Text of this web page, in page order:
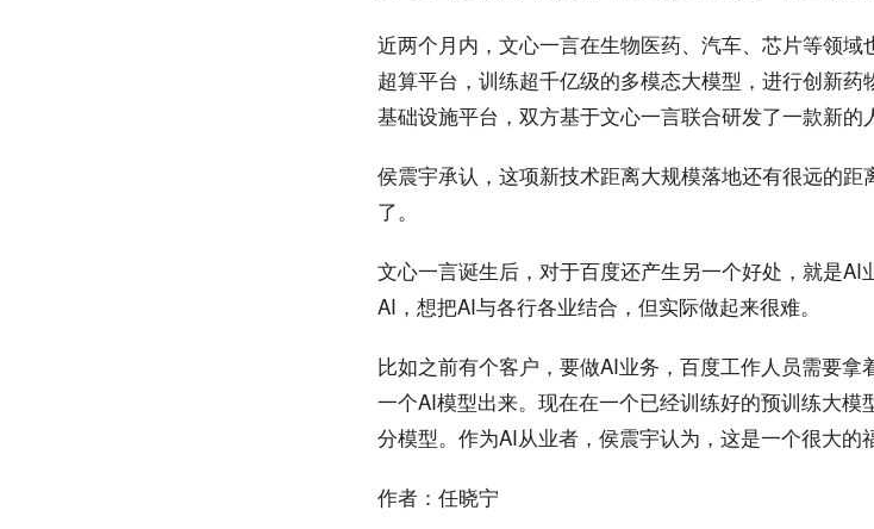
近两个月内，文心一言在生物医药、汽车、芯片等领
超算平台，训练超千亿级的多模态大模型，进行创新
基础设施平台，双方基于文心一言联合研发了一款新的
侯震宇承认，这项新技术距离大规模落地还有很远的
了。
文心一言诞生后，对于百度还产生另一个好处，就是
AI，想把AI与各行各业结合，但实际做起来很难。
比如之前有个客户，要做AI业务，百度工作人员需要
一个AI模型出来。现在在一个已经训练好的预训练大
分模型。作为AI从业者，侯震宇认为，这是一个很大的
作者：任晓宁